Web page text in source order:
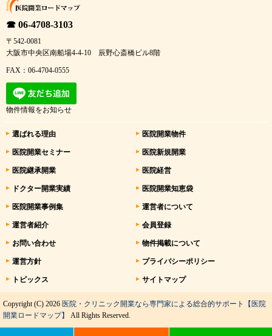
☎ 06-4708-3103
〒542-0081
大阪市中央区南船場4-4-10 辰野心斎橋ビル8階
FAX：06-4704-0555
物件情報をお知らせ
選ばれる理由 医院開業物件
医院開業セミナー 医院新規開業
医院継承開業 医院経営
ドクター開業実績 医院開業知恵袋
医院開業事例集 運営者について
運営者紹介 会員登録
お問い合わせ 物件掲載について
運営方針 プライバシーポリシー
トピックス サイトマップ
Copyright (C) 2026 医院・クリニック開業なら専門家による総合的サポート【医院
開業ロードマップ】
All Rights Reserved.